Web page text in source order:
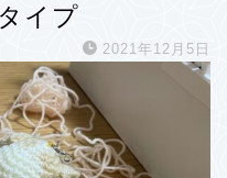
イプ
2021年12月5日